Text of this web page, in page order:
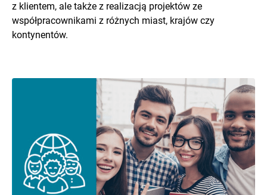
z klientem, ale także z realizacją projektów ze
współpracownikami z różnych miast, krajów czy
kontynentów.